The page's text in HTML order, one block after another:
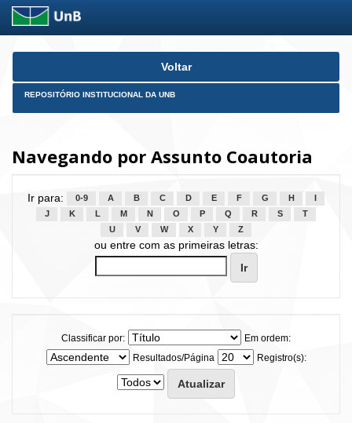
Skip
Voltar
REPOSITÓRIO INSTITUCIONAL DA UNB
Navegando por Assunto Coautoria
Ir para: 0-9 A B C D E F G H
J
K L M N O P Q R S
T
U
V W X Y Z
ou entre com as primeiras letras:
Classificar por:
Em ordem:
Resultados/Página
Registro(s):